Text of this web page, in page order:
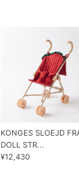
KONGES SLOEJD
DOLL STR...
¥12,430